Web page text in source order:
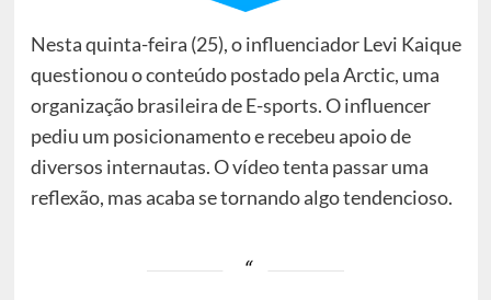
Nesta quinta-feira (25), o influenciador Levi Kaique
questionou o conteúdo postado pela Arctic, uma
organização brasileira de E-sports. O influencer
pediu um posicionamento e recebeu apoio de
diversos internautas. O vídeo tenta passar uma
reflexão, mas acaba se tornando algo tendencioso.